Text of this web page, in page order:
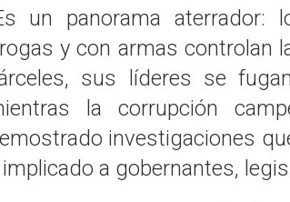
un panorama aterrador:
y con armas controlan
sus líderes se
la corrupción
investigaciones
a gobernantes,